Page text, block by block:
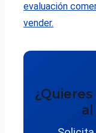
evaluación
vender.